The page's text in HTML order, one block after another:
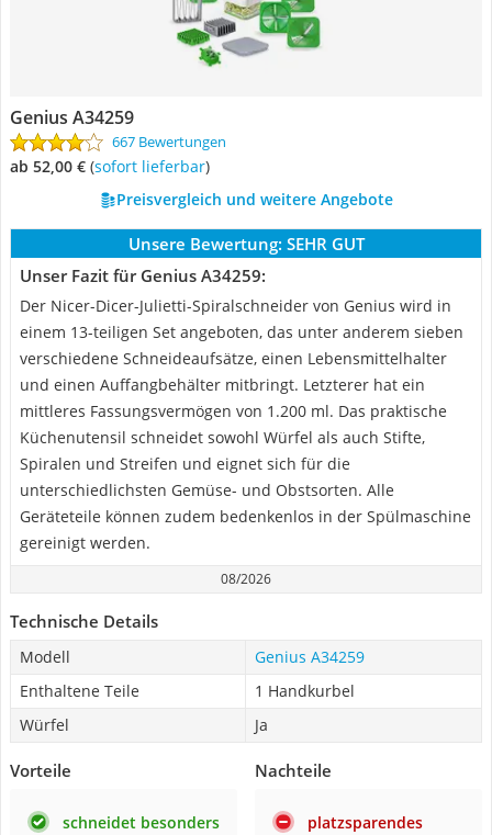
Genius A34259
667 Bewertungen
ab 52,00 € ( Sofort lieferbar)
Preisvergleich und weitere Angebote
Unsere Bewertung: SEHR GUT
Unser Fazit für Genius A34259:
Der Nicer-Dicer-Julietti-Spiralschneider von Genius wird in
einem 13-teiligen Set angeboten, das unter anderem sieben
verschiedene Schneideaufsätze, einen Lebensmittelhalter
und einen Auffangbehälter mitbringt. Letzterer hat ein
mittleres Fassungsvermögen von 1.200 ml. Das praktische
Küchenutensil schneidet sowohl Würfel als auch Stifte,
Spiralen und Streifen und eignet sich für die
unterschiedlichsten Gemüse- und Obstsorten. Alle
Geräteteile können zudem bedenkenlos in der Spülmaschine
gereinigt werden.
08/2026
Technische Details
Modell
Genius A34259
Enthaltene Teile
1 Handkurbel
Würfel
Ja
Vorteile
schneidet besonders
Nachteile
platzsparendes